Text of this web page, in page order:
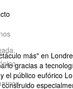
más" en
gracias a
el público eufórico